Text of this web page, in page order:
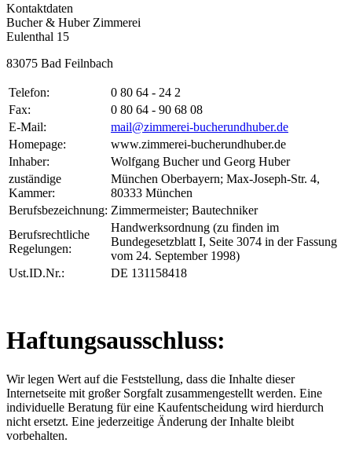
Kontaktdaten
Bucher & Huber Zimmerei
Eulenthal 15
83075 Bad Feilnbach
Telefon:
0 80 64 - 24 2
Fax:
0 80 64 - 90 68 08
E-Mail:
mail@zimmerei-bucherundhuber.de
Homepage:
www.zimmerei-bucherundhuber.de
Inhaber:
Wolfgang Bucher und Georg Huber
zuständige
Kammer:
München Oberbayern; Max-Joseph-Str. 4,
80333 München
Berufsbezeichnung: Zimmermeister; Bautechniker
Berufsrechtliche
Regelungen:
Handwerksordnung (zu finden im
Bundegesetzblatt I, Seite 3074 in der Fassung
vom 24. September 1998)
Ust.ID.Nr.:
DE 131158418
Haftungsausschluss:
Wir legen Wert auf die Feststellung, dass die Inhalte dieser
Internetseite mit großer Sorgfalt zusammengestellt werden. Eine
individuelle Beratung für eine Kaufentscheidung wird hierdurch
nicht ersetzt. Eine jederzeitige Änderung der Inhalte bleibt
vorbehalten.